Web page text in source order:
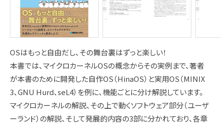
OSはもっと自由だし、その舞台裏はずっと楽しい！
本書では、マイクロカーネルOSの概念からその実例まで、著者
が本書のために開発した自作OS（HinaOS）と実用OS（MINIX
3、GNU Hurd、seL4）を例に、機能ごとに分け解説しています。
マイクロカーネルの解説、その上で動くソフトウェア部分（ユーザ
ーランド）の解説、そして発展的内容の3部に分かれており、各章